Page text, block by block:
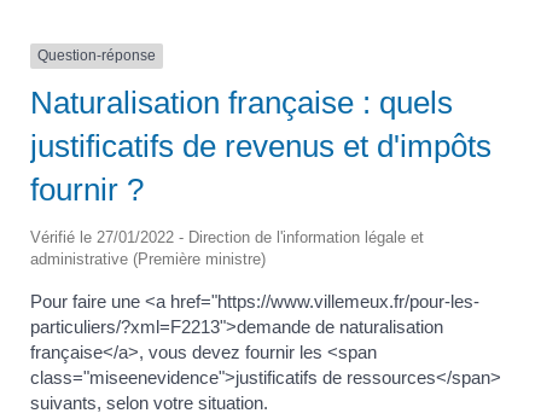
Question-réponse
Naturalisation française : quels
justificatifs de revenus et d'impôts
fournir ?
Vérifié le 27/01/2022 - Direction de l'information légale et
administrative (Première ministre)
Pour faire une <a href="https://www.villemeux.fr/pour-les-
particuliers/?xml=F2213">demande de naturalisation
française</a>, vous devez fournir les <span
class="miseenevidence">justificatifs de ressources</span>
suivants, selon votre situation.